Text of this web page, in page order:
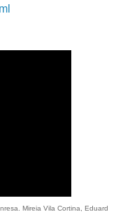
Mireia Vila Cortina, Eduard